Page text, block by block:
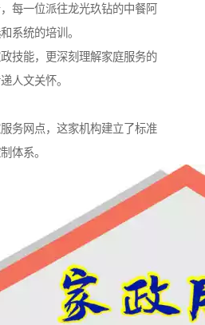
每一位派往龙光玖钻的中餐阿
系统的培训。
技能，更深刻理解家庭服务的
人文关怀。
务网点，这家机构建立了标准
体系。